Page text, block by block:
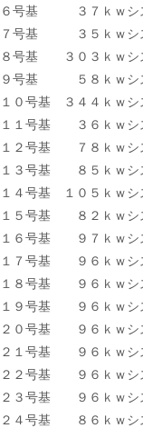
６号基 ３７ｋｗシ
７号基 ３５ｋｗシ
８号基 ３０３ｋｗ
９号基 ５８ｋｗシ
１０号基 ３４４ｋ
１１号基 ３６ｋｗシ
１２号基 ７８ｋｗシ
１３号基 ８５ｋｗシ
１４号基 １０５ｋｗ
１５号基 ８２ｋｗシ
１６号基 ９７ｋｗシ
１７号基 ９６ｋｗシ
１８号基 ９６ｋｗ
１９号基 ９６ｋｗシ
２０号基 ９６ｋｗ
２１号基 ９６ｋｗシ
２２号基 ９６ｋｗシ
２３号基 ９６ｋｗシ
２４号基 ８６ｋｗシ